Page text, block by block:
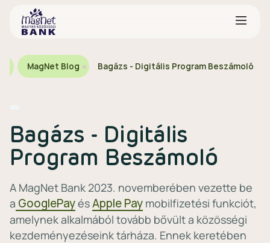
MagNet Blog Bagázs - Digitális Program Beszámoló
Bagázs - Digitális
Program Beszámoló
A MagNet Bank 2023. novemberében vezette be
a GooglePayésApple Pay mobilfizetési funkciót,
amelynek alkalmából tovább bővült a közösségi
kezdeményezéseink tárháza. Ennek keretében